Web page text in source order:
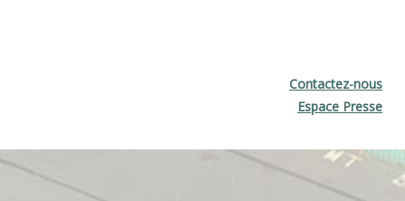
Contactez-nous
Espace Presse